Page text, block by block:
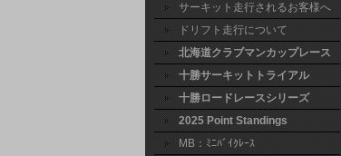
サーキット走行されるお客様へ
ドリフト走行について
北海道クラブマンカップレース
十勝サーキットトライアル
十勝ロードレースシリーズ
2025 Point Standings
MB：ﾐﾆﾊﾞｲｸﾚｰｽ